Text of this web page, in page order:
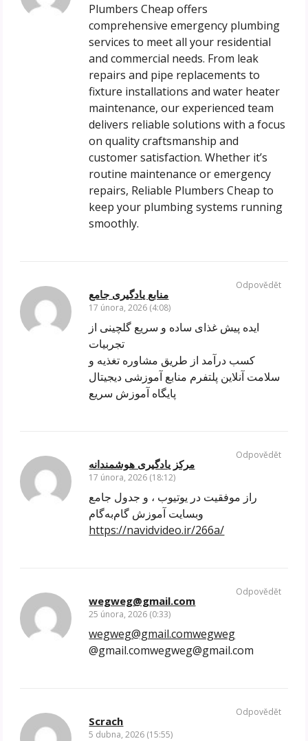
Plumbers Cheap offers
comprehensive emergency plumbing
services to meet all your residential
and commercial needs. From leak
repairs and pipe replacements to
fixture installations and water heater
maintenance, our experienced team
delivers reliable solutions with a focus
on quality craftsmanship and
customer satisfaction. Whether it’s
routine maintenance or emergency
repairs, Reliable Plumbers Cheap to
keep your plumbing systems running
smoothly.
منابع یادگیری جامع
17 února, 2026 (4:08)
ایده پیش غذای ساده و سریع گلچینی از
تجربیات
کسب درآمد از طریق مشاوره تغذیه و
سلامت آنلاین پلتفرم منابع آموزشی دیجیتال
پایگاه آموزش سریع
Odpovědět
مرکز یادگیری هوشمندانه
17 února, 2026 (18:12)
راز موفقیت در یوتیوب ، و جدول جامع
وبسایت آموزش گام‌به‌گام
https://navidvideo.ir/266a/
Odpovědět
wegweg@gmail.com
25 února, 2026 (0:33)
wegweg@gmail.comwegweg
@gmail.comwegweg@gmail.com
Odpovědět
Scrach
5 dubna, 2026 (15:55)
Odpovědět